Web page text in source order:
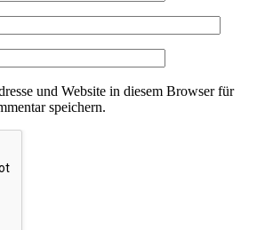
und Website in diesem Browser für
speichern.